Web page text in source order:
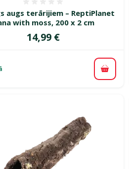
augs terārijiem – ReptiPlanet
with moss, 200 x 2 cm
Cena
14,99 €